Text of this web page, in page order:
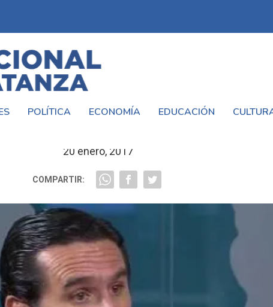
POLÍTICA ECONOMÍA EDUCACIÓN
20 enero, 2017
COMPARTIR: